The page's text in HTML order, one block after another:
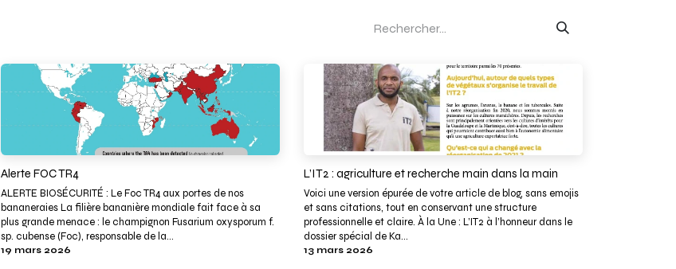
Alerte FOC TR4
ALERTE BIOSÉCURITÉ : Le Foc TR4 aux portes de nos
bananeraies La filière bananière mondiale fait face à sa
plus grande menace : le champignon Fusarium oxysporum f.
sp. cubense (Foc), responsable de la...
19 mars 2026
L’IT2 : agriculture et recherche main dans la main
Voici une version épurée de votre article de blog, sans emojis
et sans citations, tout en conservant une structure
professionnelle et claire. À la Une : L’IT2 à l’honneur dans le
dossier spécial de Ka...
13 mars 2026